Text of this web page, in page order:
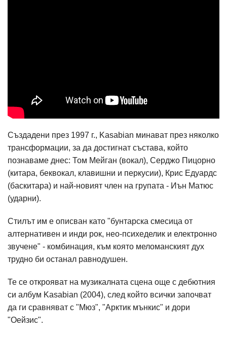
Създадени през 1997 г., Kasabian минават през няколко
трансформации, за да достигнат състава, който
познаваме днес: Том Мейган (вокал), Серджо Пицорно
(китара, беквокал, клавишни и перкусии), Крис Едуардс
(баскитара) и най-новият член на групата - Иън Матюс
(ударни).
Стилът им е описван като "бунтарска смесица от
алтернативен и инди рок, нео-психеделик и електронно
звучене" - комбинация, към която меломанският дух
трудно би останал равнодушен.
Те се открояват на музикалната сцена още с дебютния
си албум Kasabian (2004), след който всички започват
да ги сравняват с "Мюз", "Арктик мънкис" и дори
"Оейзис".